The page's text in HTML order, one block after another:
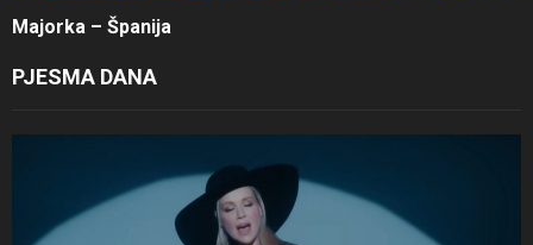
Majorka – Španija
PJESMA DANA